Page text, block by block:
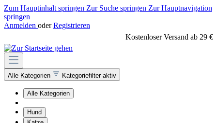
Zum Hauptinhalt springen Zur Suche springen Zur Hauptnavigation
springen
Anmelden oder Registrieren
Kostenloser Versand ab 29 €
Alle Kategorien Kategoriefilter aktiv
Alle Kategorien
Hund